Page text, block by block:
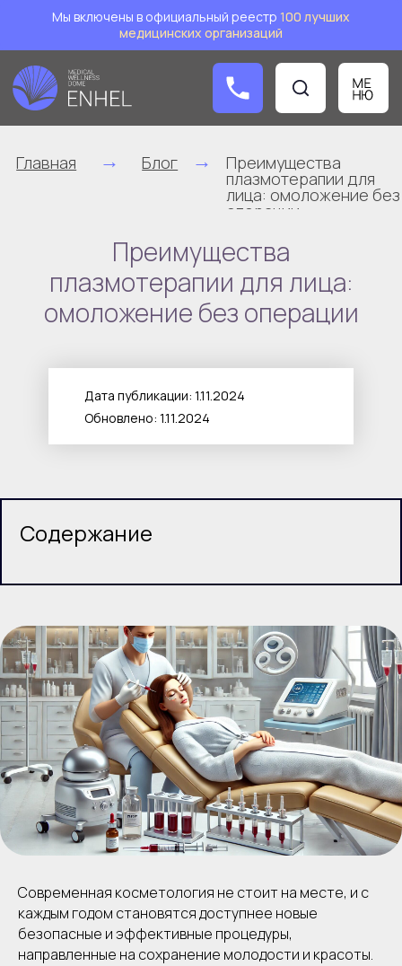
Мы включены в официальный реестр1 00 лучших
медицинских организаций
Преимущества
плазмотерапии для
Преимущества
плазмотерапии для лица:
омоложение без операции
Дата публикации: 1.11.2024
Обновлено: 1.11.2024
Содержание
Современная косметология не стоит на месте, и с
каждым годом становятся доступнее новые
безопасные и эффективные процедуры,
направленные на сохранение молодости и красоты.